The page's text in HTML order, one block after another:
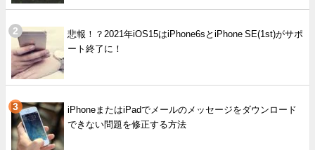
悲報！？2021年iOS15はiPhone6sとiPhone SE(1st)がサポ
ート終了に！
iPhoneまたはiPadでメールのメッセージをダウンロード
できない問題を修正する方法